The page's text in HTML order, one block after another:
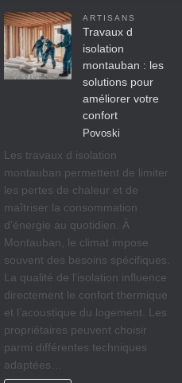
ARTISANS
Travaux d
isolation
montauban : les
solutions pour
améliorer votre
confort
Povoski
Les travaux d isolation
montauban permettent de limiter
les pertes de chaleur et de
maîtriser la consommation
d’énergie au quotidien. À
Montauban, le climat impose
souvent des besoins spécifiques.
La qualité de l’isolation influence
directement le confort thermique
et l’acoustique du logement. Les
propriétaires peuvent choisir
parmi différentes techniques
adaptées…